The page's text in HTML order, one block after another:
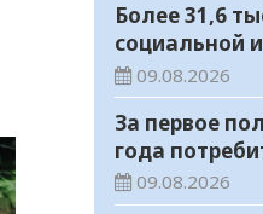
Более 31,6
социальной
09.08.2026
За первое
года
возвращено
09.08.2026